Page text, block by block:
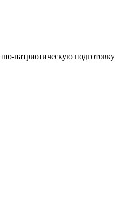
патриотическую подготовку